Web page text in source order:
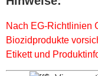
Nach EG-Richtlinien
Biozidprodukte
Etikett und